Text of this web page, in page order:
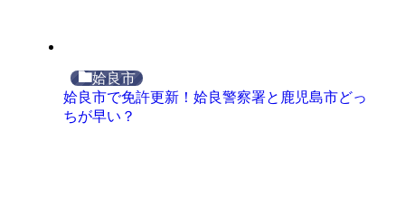
姶良市
姶良市で免許更新！姶良警察署と鹿児島市どっ
ちが早い？